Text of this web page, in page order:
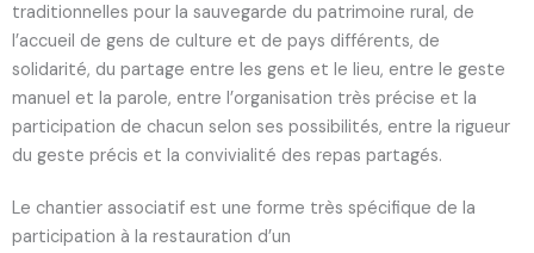
traditionnelles pour la sauvegarde du patrimoine rural, de
l’accueil de gens de culture et de pays différents, de
solidarité, du partage entre les gens et le lieu, entre le geste
manuel et la parole, entre l’organisation très précise et la
participation de chacun selon ses possibilités, entre la rigueur
du geste précis et la convivialité des repas partagés.
Le chantier associatif est une forme très spécifique de la
participation à la restauration d’un